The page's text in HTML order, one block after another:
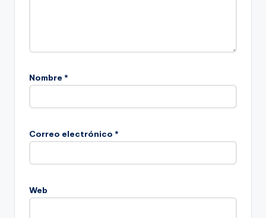
Nombre *
Correo electrónico *
Web